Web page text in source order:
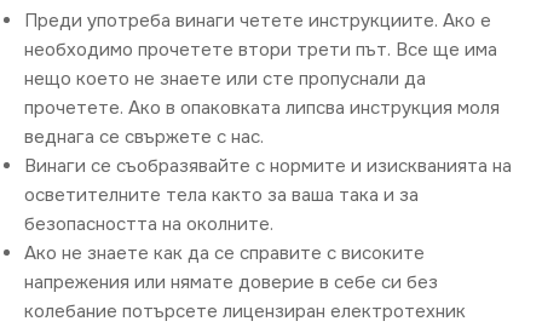
Преди употреба винаги четете инструкциите. Ако е
необходимо прочетете втори трети път. Все ще има
нещо което не знаете или сте пропуснали да
прочетете. Ако в опаковката липсва инструкция моля
веднага се свържете с нас.
Винаги се съобразявайте с нормите и изискванията на
осветителните тела както за ваша така и за
безопасността на околните.
Ако не знаете как да се справите с високите
напрежения или нямате доверие в себе си без
колебание потърсете лицензиран електротехник